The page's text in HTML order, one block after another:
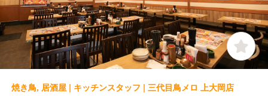
焼き鳥, 居酒屋 | キッチンスタッフ | 三代目鳥メロ 上大岡店